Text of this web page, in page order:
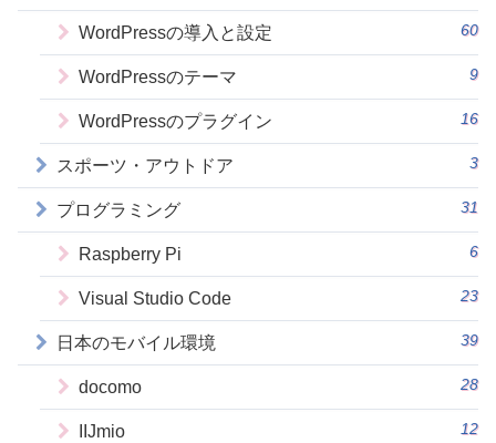
WordPressの導入と設定 60
WordPressのテーマ 9
WordPressのプラグイン 16
スポーツ・アウトドア 3
プログラミング 31
Raspberry Pi 6
Visual Studio Code 23
日本のモバイル環境 39
docomo 28
IIJmio 12